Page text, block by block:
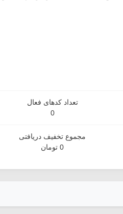
تعداد کدهای فعال
0
مجموع تخفیف دریافتی
0 تومان